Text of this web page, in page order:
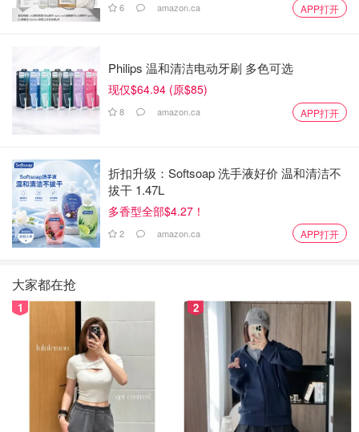
6 amazon.ca APP打开
Philips 温和清洁电动牙刷 多色可选
现仅$64.94 (原$85)
8 amazon.ca APP打开
折扣升级：Softsoap 洗手液好价 温和清洁不
拔干 1.47L
多香型全部$4.27！
2 amazon.ca APP打开
大家都在抢
1 2